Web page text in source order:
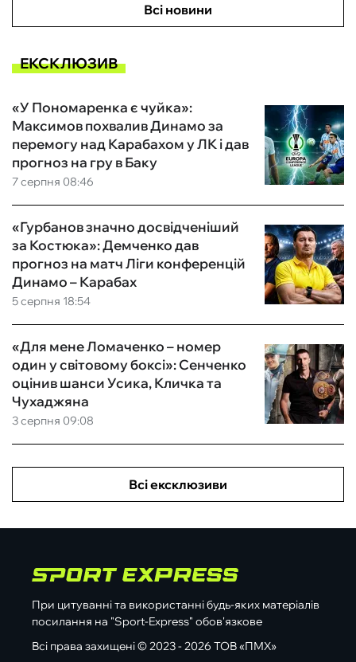
Всі новини
ЕКСКЛЮЗИВ
7 серпня 08:46
«У Пономаренка є чуйка»:
Максимов похвалив Динамо за
перемогу над Карабахом у ЛК і дав
прогноз на гру в Баку
5 серпня 18:54
«Гурбанов значно досвідченіший
за Костюка»: Демченко дав
прогноз на матч Ліги конференцій
Динамо – Карабах
3 серпня 09:08
«Для мене Ломаченко – номер
один у світовому боксі»: Сенченко
оцінив шанси Усика, Кличка та
Чухаджяна
Всі ексклюзиви
При цитуванні та використанні будь-яких матеріалів
посилання на "Sport-Express" обов'язкове
Всі права захищені © 2023 - 2026 ТОВ «ПМХ»